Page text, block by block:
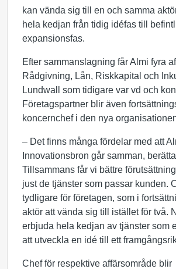
kan vända sig till en och samma
hela kedjan från tidig idéfas till
expansionsfas.
Efter sammanslagning får Almi fyra
Rådgivning, Lån, Riskkapital och
Lundwall som tidigare var vd och
Företagspartner blir även
koncernchef i den nya
– Det finns många fördelar med att
Innovationsbron går samman,
Tillsammans får vi bättre
just de tjänster som passar kunden.
tydligare för företagen, som i
aktör att vända sig till istället för två.
erbjuda hela kedjan av tjänster som
att utveckla en idé till ett
Chef för respektive affärsområde blir